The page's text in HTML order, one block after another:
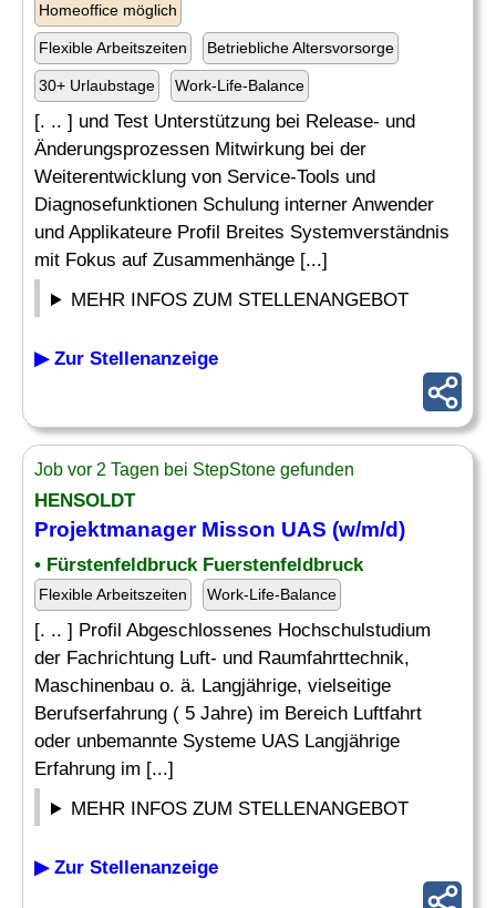
Homeoffice möglich
Flexible Arbeitszeiten Betriebliche Altersvorsorge
30+ Urlaubstage Work-Life-Balance
[. .. ] und Test Unterstützung bei Release- und
Änderungsprozessen Mitwirkung bei der
Weiterentwicklung von Service-Tools und
Diagnosefunktionen Schulung interner Anwender
und Applikateure Profil Breites Systemverständnis
mit Fokus auf Zusammenhänge [...]
MEHR INFOS ZUM STELLENANGEBOT
▶ Zur Stellenanzeige
Job vor 2 Tagen bei StepStone gefunden
HENSOLDT
Projektmanager Misson UAS (w/m/d)
• Fürstenfeldbruck Fuerstenfeldbruck
Flexible Arbeitszeiten Work-Life-Balance
[. .. ] Profil Abgeschlossenes Hochschulstudium
der Fachrichtung Luft- und Raumfahrttechnik,
Maschinenbau o. ä. Langjährige, vielseitige
Berufserfahrung ( 5 Jahre) im Bereich Luftfahrt
oder unbemannte Systeme UAS Langjährige
Erfahrung im [...]
MEHR INFOS ZUM STELLENANGEBOT
▶ Zur Stellenanzeige